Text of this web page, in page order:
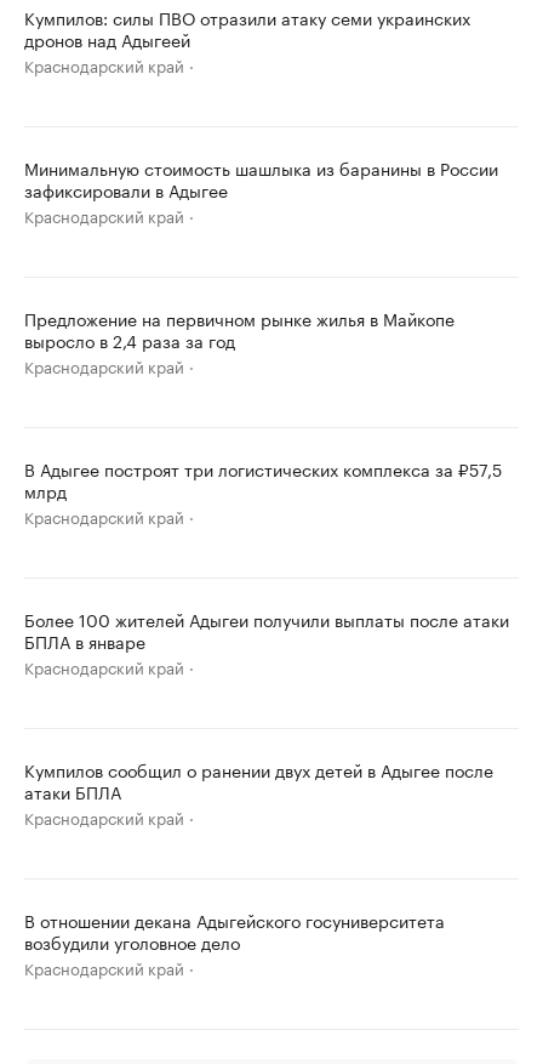
Кумпилов: силы ПВО отразили атаку семи украинских
дронов над Адыгеей
Краснодарский край
Минимальную стоимость шашлыка из баранины в России
зафиксировали в Адыгее
Краснодарский край
Предложение на первичном рынке жилья в Майкопе
выросло в 2,4 раза за год
Краснодарский край
В Адыгее построят три логистических комплекса за ₽57,5
млрд
Краснодарский край
Более 100 жителей Адыгеи получили выплаты после атаки
БПЛА в январе
Краснодарский край
Кумпилов сообщил о ранении двух детей в Адыгее после
атаки БПЛА
Краснодарский край
В отношении декана Адыгейского госуниверситета
возбудили уголовное дело
Краснодарский край